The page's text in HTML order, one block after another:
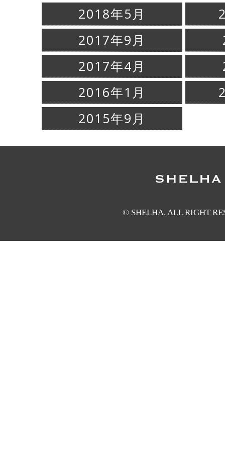
2018年5月
2017年9月
2017年4月
2016年1月
2015年9月
© SHELHA. ALL RIGHT